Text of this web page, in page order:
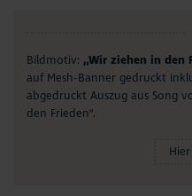
Bildmotiv: „Wir ziehen in den
auf Mesh-Banner gedruckt
abgedruckt Auszug aus Song
den Frieden“.